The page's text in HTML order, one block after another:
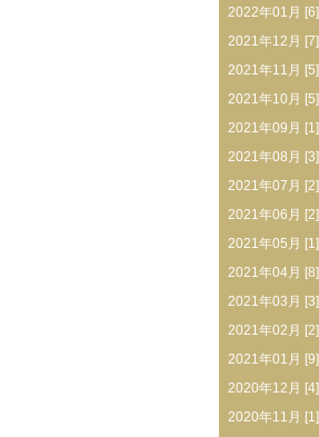
2022年01月 [6]
2021年12月 [7]
2021年11月 [5]
2021年10月 [5]
2021年09月 [1]
2021年08月 [3]
2021年07月 [2]
2021年06月 [2]
2021年05月 [1]
2021年04月 [8]
2021年03月 [3]
2021年02月 [2]
2021年01月 [9]
2020年12月 [4]
2020年11月 [1]